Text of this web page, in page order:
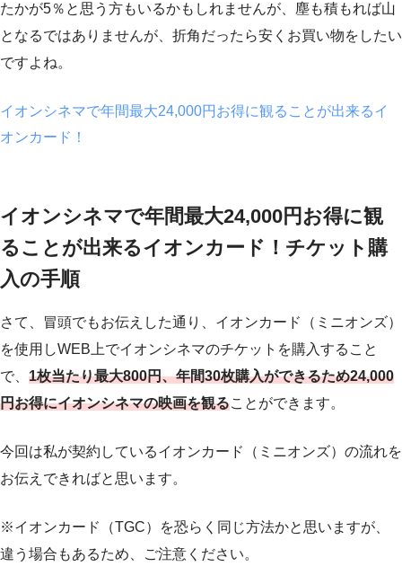
たかが5％と思う方もいるかもしれませんが、塵も積もれば山
となるではありませんが、折角だったら安くお買い物をしたい
ですよね。
イオンシネマで年間最大24,000円お得に観ることが出来るイ
オンカード！
イオンシネマで年間最大24,000円お得に観
ることが出来るイオンカード！チケット購
入の手順
さて、冒頭でもお伝えした通り、イオンカード（ミニオンズ）
を使用しWEB上でイオンシネマのチケットを購入すること
で、 1枚当たり最大800円、年間30枚購入ができるため24,000
円お得にイオンシネマの映画を観ることができます。
今回は私が契約しているイオンカード（ミニオンズ）の流れを
お伝えできればと思います。
※イオンカード（TGC）を恐らく同じ方法かと思いますが、
違う場合もあるため、ご注意ください。